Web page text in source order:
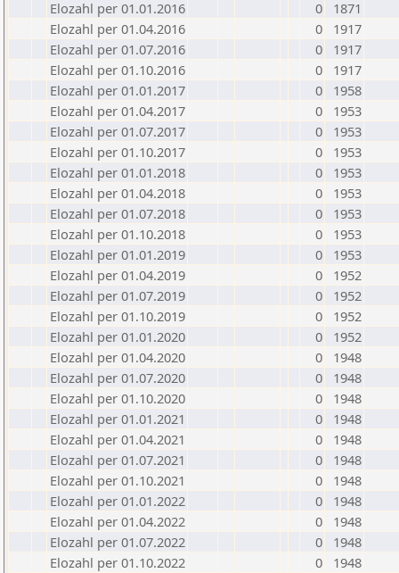
Elozahl per 01.01.2016
0
1871
Elozahl per 01.04.2016
0
1917
Elozahl per 01.07.2016
0
1917
Elozahl per 01.10.2016
0
1917
Elozahl per 01.01.2017
0
1958
Elozahl per 01.04.2017
0
1953
Elozahl per 01.07.2017
0
1953
Elozahl per 01.10.2017
0
1953
Elozahl per 01.01.2018
0
1953
Elozahl per 01.04.2018
0
1953
Elozahl per 01.07.2018
0
1953
Elozahl per 01.10.2018
0
1953
Elozahl per 01.01.2019
0
1953
Elozahl per 01.04.2019
0
1952
Elozahl per 01.07.2019
0
1952
Elozahl per 01.10.2019
0
1952
Elozahl per 01.01.2020
0
1952
Elozahl per 01.04.2020
0
1948
Elozahl per 01.07.2020
0
1948
Elozahl per 01.10.2020
0
1948
Elozahl per 01.01.2021
0
1948
Elozahl per 01.04.2021
0
1948
Elozahl per 01.07.2021
0
1948
Elozahl per 01.10.2021
0
1948
Elozahl per 01.01.2022
0
1948
Elozahl per 01.04.2022
0
1948
Elozahl per 01.07.2022
0
1948
Elozahl per 01.10.2022
0
1948